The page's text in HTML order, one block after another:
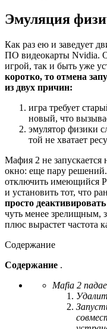
Эмуляция
Как раз ею и заведует
ПО видеокарты Nvidia.
игрой, так и быть уже
коротко, то отмена
из двух причин:
игра требует
новый, что
эмулятор физики
той не хватает
Мафия 2 не запускается
окно: еще пару
отключить имеющийся
и установить тот, что
просто
чуть менее зрелищным,
плюс вырастет частота
Содержание
Содержание .
Mafia 2